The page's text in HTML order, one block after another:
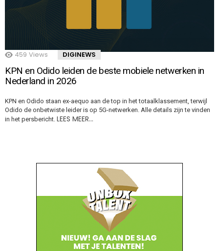
459 Views DIGINEWS
KPN en Odido leiden de beste mobiele netwerken in
Nederland in 2026
KPN en Odido staan ex-aequo aan de top in het totaalklassement, terwijl
Odido de onbetwiste leider is op 5G-netwerken. Alle details zijn te vinden
in het persbericht. LEES MEER…